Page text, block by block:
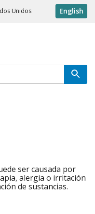
Unidos English
ser causada por
alergia o irritación
de sustancias.